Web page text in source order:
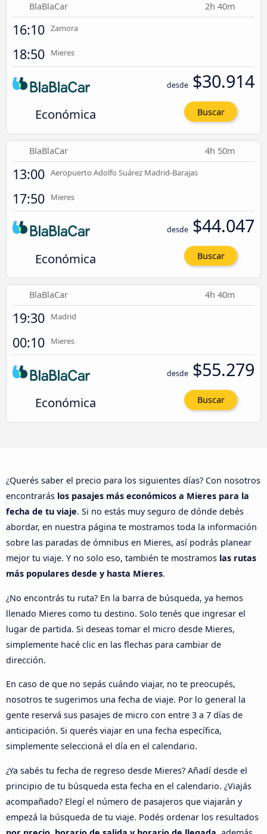
BlaBlaCar 2h 40m
16:10 Zamora
18:50 Mieres
Económica
desde $30.914
Buscar
BlaBlaCar 4h 50m
13:00 Aeropuerto Adolfo Suárez Madrid-Barajas
17:50 Mieres
Económica
desde $44.047
Buscar
BlaBlaCar 4h 40m
19:30 Madrid
00:10 Mieres
Económica
desde $55.279
Buscar
¿Querés saber el precio para los siguientes días? Con nosotros
encontrarás los pasajes más económicos a Mieres para la
fecha de tu viaje. Si no estás muy seguro de dónde debés
abordar, en nuestra página te mostramos toda la información
sobre las paradas de ómnibus en Mieres, así podrás planear
mejor tu viaje. Y no solo eso, también te mostramos las rutas
más populares desde y hasta Mieres.
¿No encontrás tu ruta? En la barra de búsqueda, ya hemos
llenado Mieres como tu destino. Solo tenés que ingresar el
lugar de partida. Si deseas tomar el micro desde Mieres,
simplemente hacé clic en las flechas para cambiar de
dirección.
En caso de que no sepás cuándo viajar, no te preocupés,
nosotros te sugerimos una fecha de viaje. Por lo general la
gente reservá sus pasajes de micro con entre 3 a 7 días de
anticipación. Si querés viajar en una fecha específica,
simplemente seleccioná el día en el calendario.
¿Ya sabés tu fecha de regreso desde Mieres? Añadí desde el
principio de tu búsqueda esta fecha en el calendario. ¿Viajás
acompañado? Elegí el número de pasajeros que viajarán y
empezá la búsqueda de tu viaje. Podés ordenar los resultados